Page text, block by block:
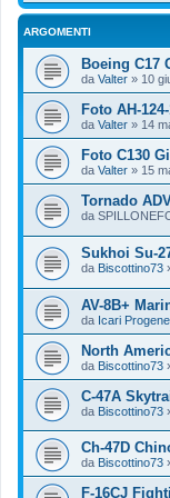
ARGOMENTI
Boeing C17
da Valter » 10
Foto AH-
da Valter » 14
Foto C130
da Valter » 15
Tornado
da
Sukhoi Su-
da Biscottino73
AV-8B+
da Icari Progene
North
da Biscottino73
C-47A
da Biscottino73
Ch-47D
da Biscottino73
F-16CJ